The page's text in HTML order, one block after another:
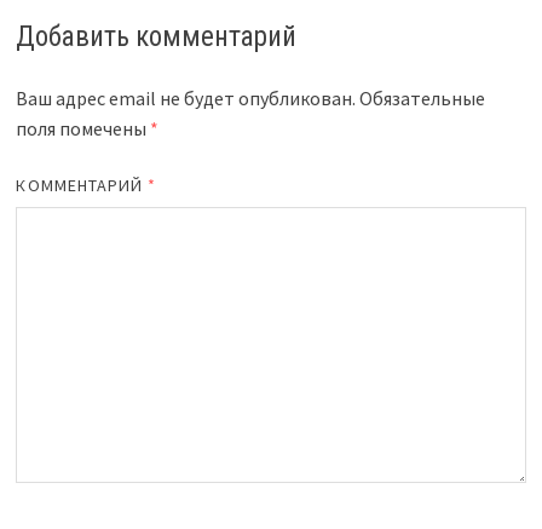
Добавить комментарий
Ваш адрес email не будет опубликован. Обязательные
поля помечены *
КОММЕНТАРИЙ *